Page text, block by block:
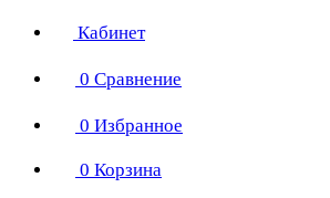
Кабинет
0 Сравнение
0 Избранное
0 Корзина